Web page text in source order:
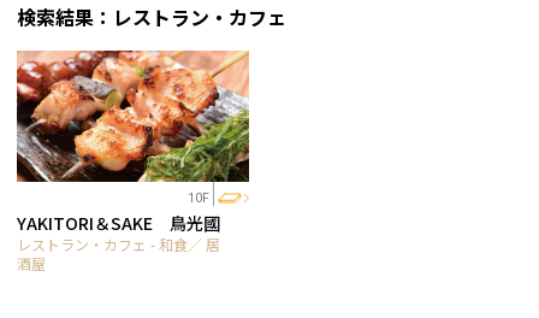
検索結果：レストラン・カフェ
10F
YAKITORI＆SAKE 鳥光國
レストラン・カフェ - 和食／ 居
酒屋